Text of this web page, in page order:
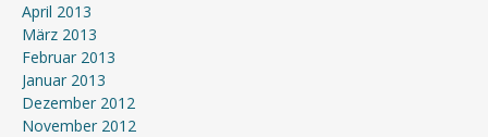
April 2013
März 2013
Februar 2013
Januar 2013
Dezember 2012
November 2012